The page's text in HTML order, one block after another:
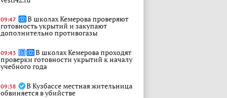
09:47 В школах Кемерова проверяют
готовность укрытий и закупают
дополнительно противогазы
09:43 В школах Кемерова проходят
проверки готовности укрытий к началу
учебного года
09:38 В Кузбассе местная жительница
обвиняется в убийстве